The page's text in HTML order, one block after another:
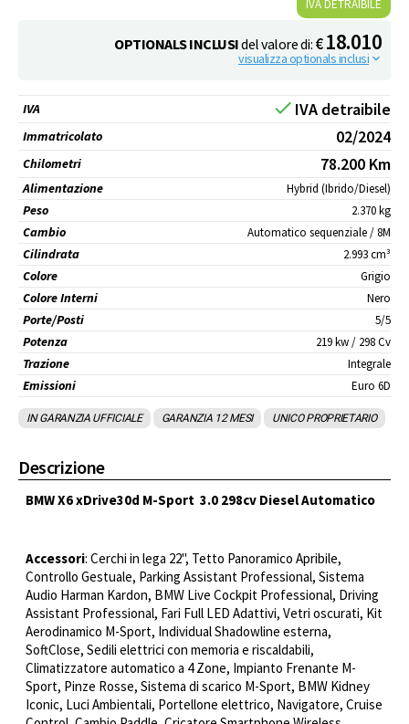
IVA DETRAIBILE
OPTIONALS INCLUSIdel valore di: € 18.010
visualizza optionals inclusi keyboard_arrow_down
IVA done IVA detraibile
Immatricolato 02/2024
Chilometri 78.200 Km
Alimentazione Hybrid (Ibrido/Diesel)
Peso 2.370 kg
Cambio Automatico sequenziale / 8M
Cilindrata 2.993 cm³
Colore Grigio
Colore Interni Nero
Porte/Posti 5/5
Potenza 219 kw / 298 Cv
Trazione Integrale
Emissioni Euro 6D
IN GARANZIA UFFICIALE GARANZIA 12 MESI UNICO PROPRIETARIO
Descrizione
BMW X6 xDrive30d M-Sport 3.0 298cv Diesel Automatico
Accessori: Cerchi in lega 22", Tetto Panoramico Apribile,
Controllo Gestuale, Parking Assistant Professional, Sistema
Audio Harman Kardon, BMW Live Cockpit Professional, Driving
Assistant Professional, Fari Full LED Adattivi, Vetri oscurati, Kit
Aerodinamico M-Sport, Individual Shadowline esterna,
SoftClose, Sedili elettrici con memoria e riscaldabili,
Climatizzatore automatico a 4 Zone, Impianto Frenante M-
Sport, Pinze Rosse, Sistema di scarico M-Sport, BMW Kidney
Iconic, Luci Ambientali, Portellone elettrico, Navigatore, Cruise